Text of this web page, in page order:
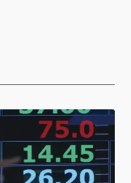
也漲0.2%。